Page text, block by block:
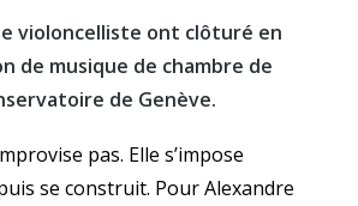
SEARCH
violoncelliste ont clôturé en
de musique de chambre de
de Genève.
pas. Elle s’impose
se construit. Pour Alexandre